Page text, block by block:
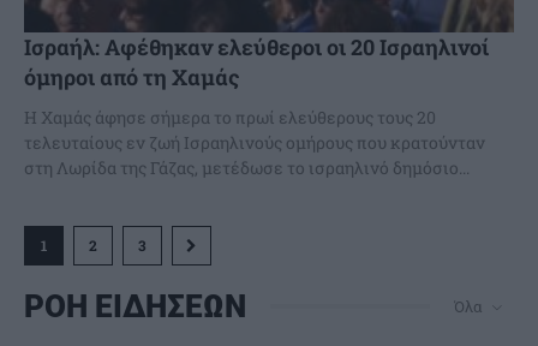
Ισραήλ: Αφέθηκαν ελεύθεροι οι 20 Ισραηλινοί
όμηροι από τη Χαμάς
Η Χαμάς άφησε σήμερα το πρωί ελεύθερους τους 20
τελευταίους εν ζωή Ισραηλινούς ομήρους που κρατούνταν
στη Λωρίδα της Γάζας, μετέδωσε το ισραηλινό δημόσιο...
1 2 3
ΡΟΗ ΕΙΔΗΣΕΩΝ Όλα